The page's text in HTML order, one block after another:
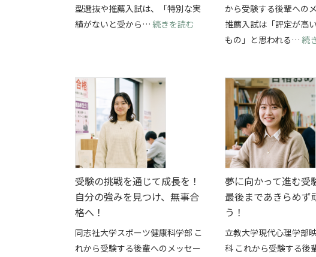
型選抜や推薦入試は、「特別な実
績がないと受から… 続きを読む : 部活と総合型選抜を両立して
から受験する後輩への
推薦入試は「評定が高
もの」と思われる… 続
受験の挑戦を通じて成長を！
自分の強みを見つけ、無事合
格へ！
同志社大学スポーツ健康科学部 こ
れから受験する後輩へのメッセー
夢に向かって進む受
最後まであきらめず
う！
立教大学現代心理学部
科 これから受験する後